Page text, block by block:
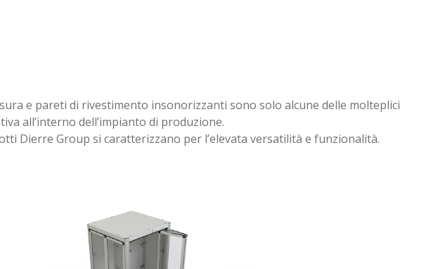
e pareti di rivestimento insonorizzanti sono solo alcune delle molteplici
all’interno dell’impianto di produzione.
Dierre Group si caratterizzano per l’elevata versatilità e funzionalità.